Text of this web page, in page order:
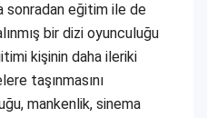
sonradan eğitim ile de
bir dizi oyunculuğu
kişinin daha ileriki
taşınmasını
mankenlik, sinema